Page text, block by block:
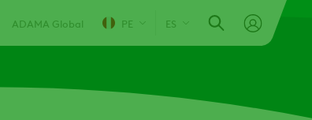
ADAMA Global PE ES